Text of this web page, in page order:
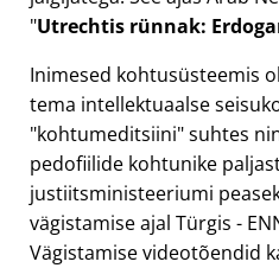
Utrechtis rünnak:
Inimesed kohtusüsteemis
tema intellektuaalse
kohtumeditsiini suhtes
pedofiilide kohtunike
justiitsministeeriumi
vägistamise ajal Türgis -
Vägistamise videotõendid